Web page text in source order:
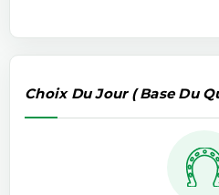
Choix Du Jour ( Base Du